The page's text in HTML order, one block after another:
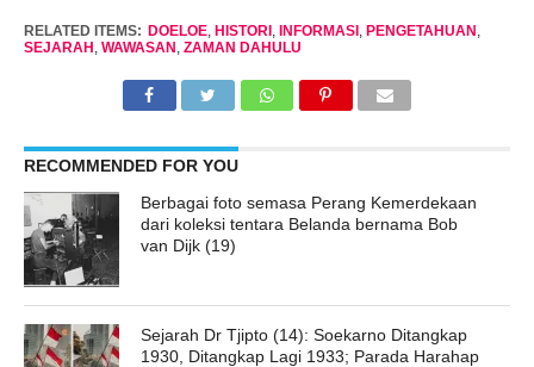
RELATED ITEMS: DOELOE, HISTORI , INFORMASI , PENGETAHUAN ,
SEJARAH , WAWASAN , ZAMAN DAHULU
RECOMMENDED FOR YOU
Berbagai foto semasa Perang Kemerdekaan
dari koleksi tentara Belanda bernama Bob
van Dijk (19)
Sejarah Dr Tjipto (14): Soekarno Ditangkap
1930, Ditangkap Lagi 1933; Parada Harahap